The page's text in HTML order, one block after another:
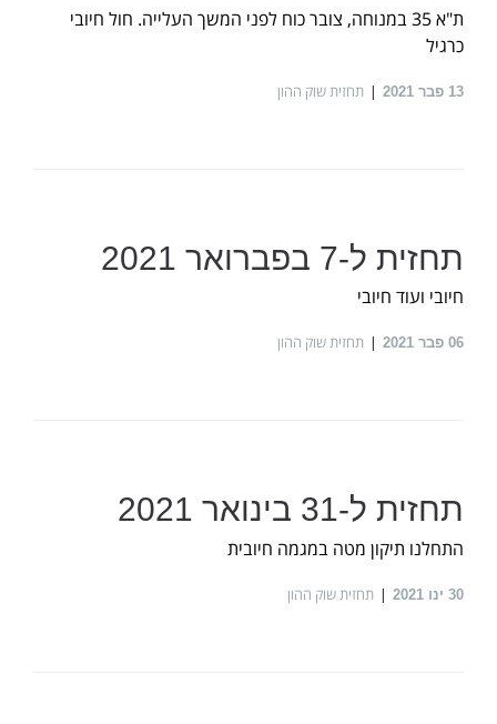
ת"א 35 במנוחה, צובר כוח לפני המשך העלייה. חול חיובי
כרגיל
13 פבר 2021 תחזית שוק ההון
תחזית ל-7 בפברואר 2021
חיובי ועוד חיובי
06 פבר 2021 תחזית שוק ההון
תחזית ל-31 בינואר 2021
התחלנו תיקון מטה במגמה חיובית
30 ינו 2021 תחזית שוק ההון